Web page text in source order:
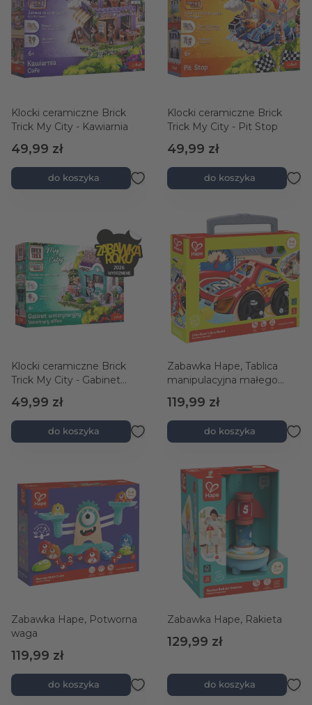
Klocki ceramiczne Brick
Trick My City - Kawiarnia
49,99 zł
do koszyka
Klocki ceramiczne Brick
Trick My City - Pit Stop
49,99 zł
do koszyka
Klocki ceramiczne Brick
Trick My City - Gabinet
weterynaryjny
49,99 zł
do koszyka
Zabawka Hape, Tablica
manipulacyjna małego
119,99 zł
do koszyka
Zabawka Hape, Potworna
waga
119,99 zł
do koszyka
Zabawka Hape, Rakieta
129,99 zł
do koszyka